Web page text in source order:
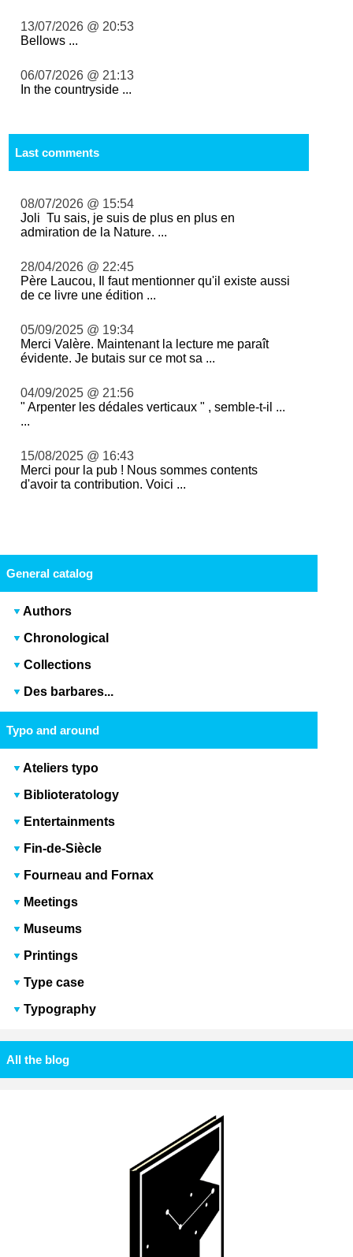
13/07/2026 @ 20:53
Bellows ...
06/07/2026 @ 21:13
In the countryside ...
Last comments
08/07/2026 @ 15:54
Joli Tu sais, je suis de plus en plus en
admiration de la Nature. ...
28/04/2026 @ 22:45
Père Laucou, Il faut mentionner qu'il existe aussi
de ce livre une édition ...
05/09/2025 @ 19:34
Merci Valère. Maintenant la lecture me paraît
évidente. Je butais sur ce mot sa ...
04/09/2025 @ 21:56
" Arpenter les dédales verticaux " , semble-t-il ...
...
15/08/2025 @ 16:43
Merci pour la pub ! Nous sommes contents
d'avoir ta contribution. Voici ...
General catalog
Authors
Chronological
Collections
Des barbares...
Typo and around
Ateliers typo
Biblioteratology
Entertainments
Fin-de-Siècle
Fourneau and Fornax
Meetings
Museums
Printings
Type case
Typography
All the blog